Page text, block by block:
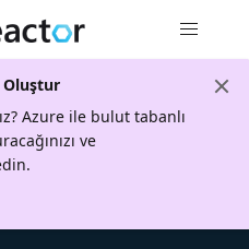
Oluştur
Azure ile bulut tabanlı
ve